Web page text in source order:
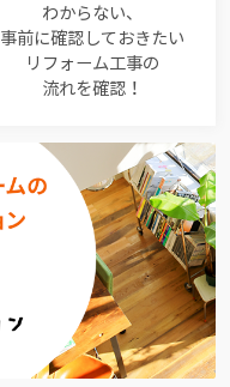
わからない、
事前に確認しておきたい
リフォーム工事の
流れを確認！